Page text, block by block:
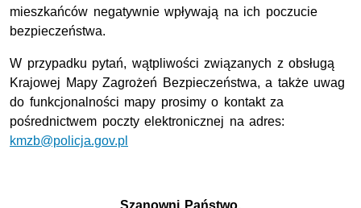
mieszkańców negatywnie wpływają na ich poczucie
bezpieczeństwa.
W przypadku pytań, wątpliwości związanych z obsługą
Krajowej Mapy Zagrożeń Bezpieczeństwa, a także uwag
do funkcjonalności mapy prosimy o kontakt za
pośrednictwem poczty elektronicznej na adres:
kmzb@policja.gov.pl
Szanowni Państwo,